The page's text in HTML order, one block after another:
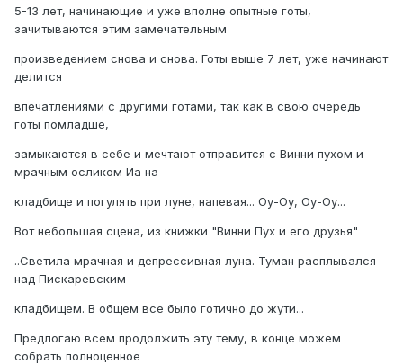
5-13 лет, начинающие и уже вполне опытные готы,
зачитываются этим замечательным
произведением снова и снова. Готы выше 7 лет, уже начинают
делится
впечатлениями с другими готами, так как в свою очередь
готы помладше,
замыкаются в себе и мечтают отправится с Винни пухом и
мрачным осликом Иа на
кладбище и погулять при луне, напевая... Оу-Оу, Оу-Оу...
Вот небольшая сцена, из книжки "Винни Пух и его друзья"
..Светила мрачная и депрессивная луна. Туман расплывался
над Пискаревским
кладбищем. В общем все было готично до жути...
Предлогаю всем продолжить эту тему, в конце можем
собрать полноценное